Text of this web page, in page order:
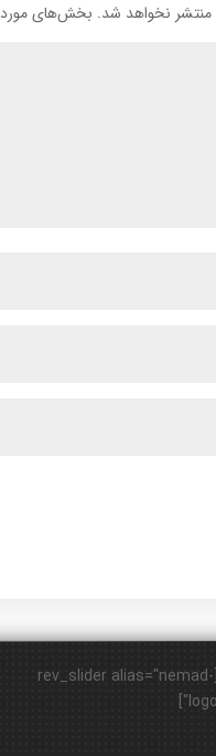
منتشر نخواهد شد. بخش‌های
[rev_slider alias="nemad-
logo"]